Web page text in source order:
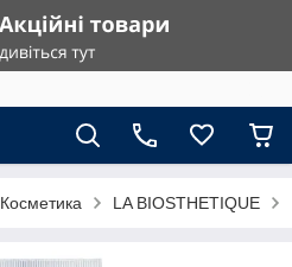
Косметика LA BIOSTHETIQUE